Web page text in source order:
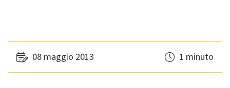
08 maggio 2013 1 minuto